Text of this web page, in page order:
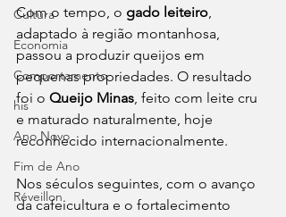
Cultura
Economia
Comportamento
his
Ano Novo
Fim de Ano
Réveillon
Com o tempo, o gado leiteiro,
adaptado à região montanhosa,
passou a produzir queijos em
pequenas propriedades. O resultado
foi o Queijo Minas, feito com leite cru
e maturado naturalmente, hoje
reconhecido internacionalmente.
Nos séculos seguintes, com o avanço
da cafeicultura e o fortalecimento